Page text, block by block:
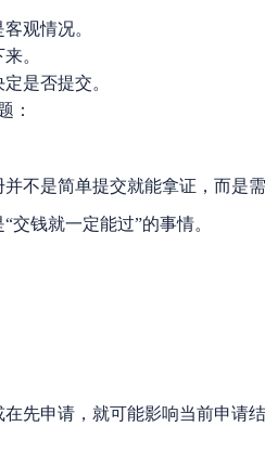
观情况。
。
是否提交。
：
不是简单提交就能拿证，而是
钱就一定能过”的事情。
先申请，就可能影响当前申请